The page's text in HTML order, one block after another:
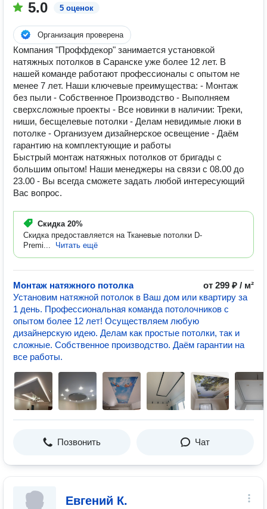
5.0 5 оценок
Организация проверена
Компания "Проффдекор" занимается установкой
натяжных потолков в Саранске уже более 12 лет. В
нашей команде работают профессионалы с опытом не
менее 7 лет. Наши ключевые преимущества: - Монтаж
без пыли - Собственное Производство - Выполняем
сверхсложные проекты - Все новинки в наличии: Треки,
ниши, бесщелевые потолки - Делам невидимые люки в
потолке - Организуем дизайнерское освещение - Даём
гарантию на комплектующие и работы
Быстрый монтаж натяжных потолков от бригады с
большим опытом! Наши менеджеры на связи с 08.00 до
23.00 - Вы всегда сможете задать любой интересующий
Вас вопрос.
Скидка 20%
Скидка предоставляется на Тканевые потолки D-
Premi...
Читать ещё
Монтаж натяжного потолка
от 299 ₽ / м²
Установим натяжной потолок в Ваш дом или квартиру за
1 день. Профессиональная команда потолочников с
опытом более 12 лет! Осуществляем любую
дизайнерскую идею. Делам как простые потолки, так и
сложные. Собственное производство. Даём гарантии на
все работы.
Позвонить Чат
Евгений К.